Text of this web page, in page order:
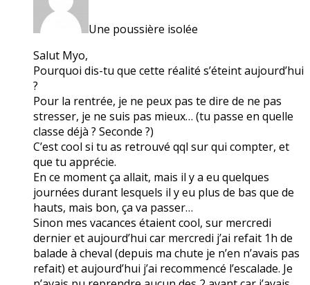
Une poussière isolée
Salut Myo,
Pourquoi dis-tu que cette réalité s’éteint aujourd’hui
?
Pour la rentrée, je ne peux pas te dire de ne pas
stresser, je ne suis pas mieux… (tu passe en quelle
classe déjà ? Seconde ?)
C’est cool si tu as retrouvé qql sur qui compter, et
que tu apprécie.
En ce moment ça allait, mais il y a eu quelques
journées durant lesquels il y eu plus de bas que de
hauts, mais bon, ça va passer…
Sinon mes vacances étaient cool, sur mercredi
dernier et aujourd’hui car mercredi j’ai refait 1h de
balade à cheval (depuis ma chute je n’en n’avais pas
refait) et aujourd’hui j’ai recommencé l’escalade. Je